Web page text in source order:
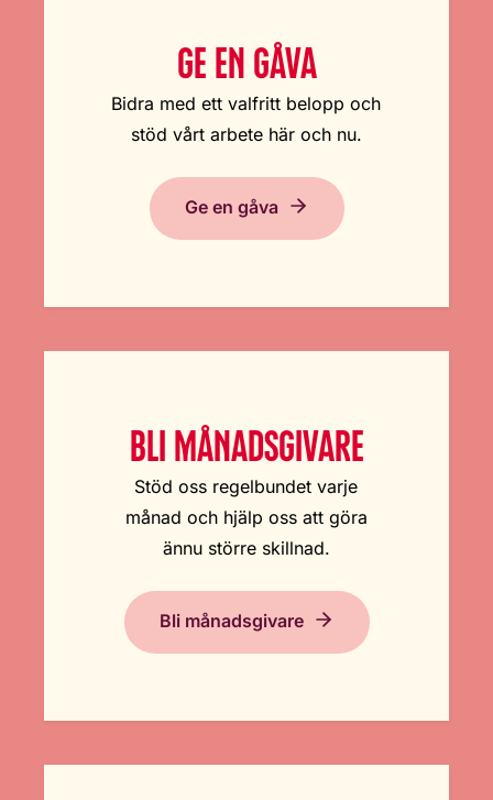
GE EN GÅVA
Bidra med ett valfritt belopp och
stöd vårt arbete här och nu.
Ge en gåva
BLI MÅNADSGIVARE
Stöd oss regelbundet varje
månad och hjälp oss att göra
ännu större skillnad.
Bli månadsgivare